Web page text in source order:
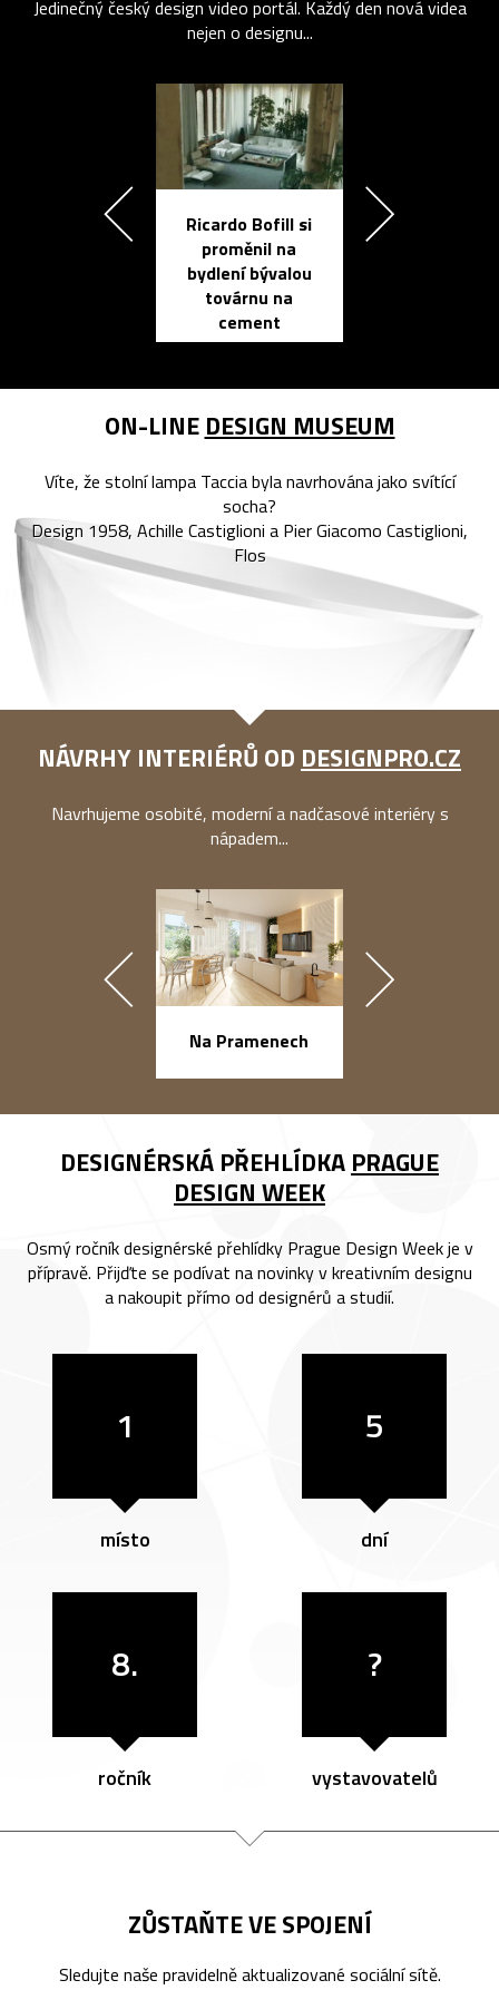
Jedinečný český design video portál. Každý den nová videa
nejen o designu...
Ricardo Bofill si
proměnil na
bydlení bývalou
továrnu na
cement
ON-LINE DESIGN MUSEUM
Víte, že stolní lampa Taccia byla navrhována jako svítící
socha?
Design 1958, Achille Castiglioni a Pier Giacomo Castiglioni,
Flos
NÁVRHY INTERIÉRŮ OD DESIGNPRO.CZ
Navrhujeme osobité, moderní a nadčasové interiéry s
nápadem...
Na Pramenech
DESIGNÉRSKÁ PŘEHLÍDKA PRAGUE
DESIGN WEEK
Osmý ročník designérské přehlídky Prague Design Week je v
přípravě. Přijďte se podívat na novinky v kreativním designu
a nakoupit přímo od designérů a studií.
1
místo
5
dní
8.
ročník
?
vystavovatelů
ZŮSTAŇTE VE SPOJENÍ
Sledujte naše pravidelně aktualizované sociální sítě.